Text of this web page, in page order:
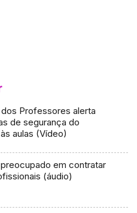
Professores alerta
de segurança do
aulas (Vídeo)
em contratar
(áudio)